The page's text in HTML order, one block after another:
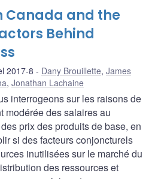
Canada and the
Behind
2017-8 Dany Brouillette, James
, Jonathan Lachaine
interrogeons sur les raisons de
modérée des salaires au
prix des produits de base, en
si des facteurs conjoncturels
inutilisées sur le marché du
des ressources et